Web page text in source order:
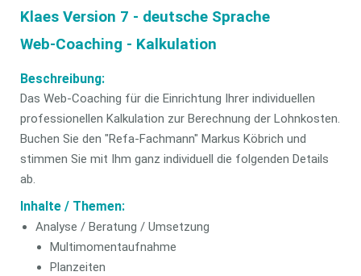
Klaes Version 7 - deutsche Sprache
Web-Coaching - Kalkulation
Beschreibung:
Das Web-Coaching für die Einrichtung Ihrer individuellen
professionellen Kalkulation zur Berechnung der Lohnkosten.
Buchen Sie den "Refa-Fachmann" Markus Köbrich und
stimmen Sie mit Ihm ganz individuell die folgenden Details
ab.
Inhalte / Themen:
Analyse / Beratung / Umsetzung
Multimomentaufnahme
Planzeiten